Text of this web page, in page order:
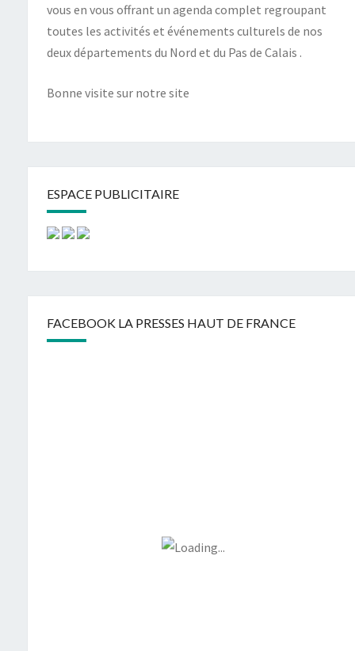
vous en vous offrant un agenda complet regroupant
toutes les activités et événements culturels de nos
deux départements du Nord et du Pas de Calais .
Bonne visite sur notre site
ESPACE PUBLICITAIRE
FACEBOOK LA PRESSES HAUT DE FRANCE